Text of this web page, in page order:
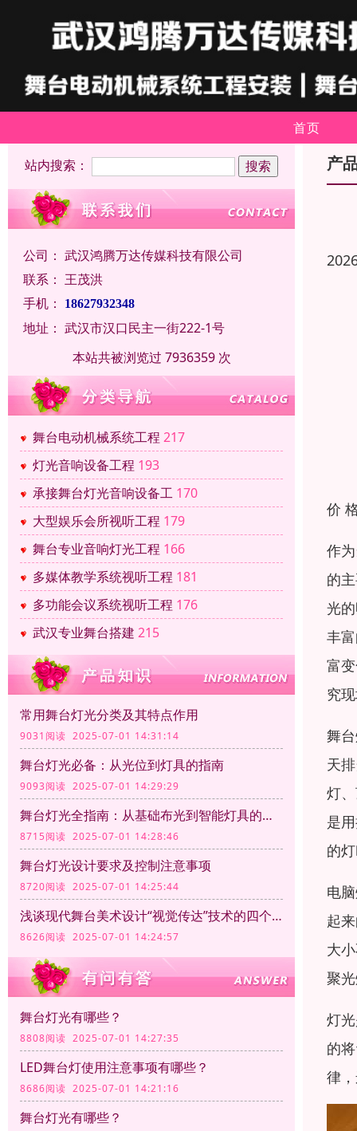
首页
站内搜索：
公司： 武汉鸿腾万达传媒科技有限公司
联系： 王茂洪
手机：
18627932348
地址： 武汉市汉口民主一街222-1号
本站共被浏览过 7936359 次
舞台电动机械系统工程 217
灯光音响设备工程 193
承接舞台灯光音响设备工 170
大型娱乐会所视听工程 179
舞台专业音响灯光工程 166
多媒体教学系统视听工程 181
多功能会议系统视听工程 176
武汉专业舞台搭建 215
常用舞台灯光分类及其特点作用
9031阅读 2025-07-01 14:31:14
舞台灯光必备：从光位到灯具的指南
9093阅读 2025-07-01 14:29:29
舞台灯光全指南：从基础布光到智能灯具的应用
8715阅读 2025-07-01 14:28:46
舞台灯光设计要求及控制注意事项
8720阅读 2025-07-01 14:25:44
浅谈现代舞台美术设计“视觉传达”技术的四个方面
8626阅读 2025-07-01 14:24:57
舞台灯光有哪些？
8808阅读 2025-07-01 14:27:35
LED舞台灯使用注意事项有哪些？
8686阅读 2025-07-01 14:21:16
舞台灯光有哪些？
产
价
作
的
光
丰
富
究
舞
天
灯
是
的
电
起
大
聚
灯
的
律